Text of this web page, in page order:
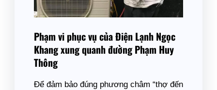
Phạm vi phục vụ của Điện Lạnh Ngọc
Khang xung quanh đường Phạm Huy
Thông
Để đảm bảo đúng phương châm “thợ đến